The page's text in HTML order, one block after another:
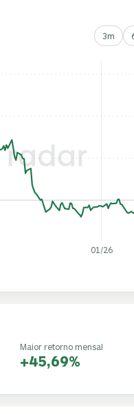
3m
01/26
Maior retorno mensal
+45,69%